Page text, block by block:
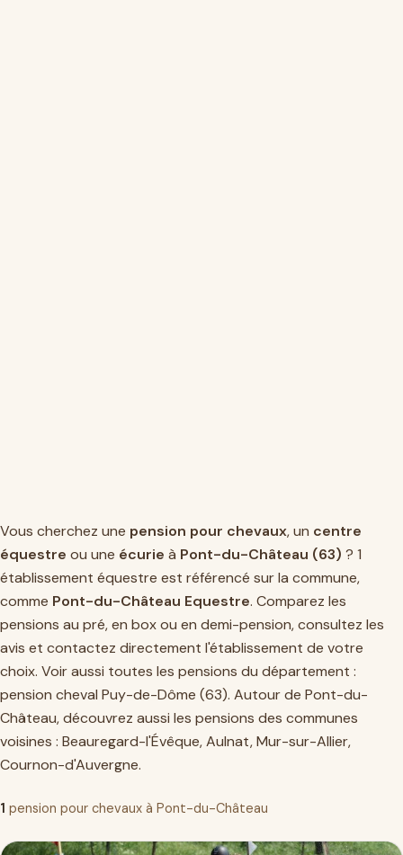
Vous cherchez une pension pour chevaux, un centre
équestre ou une écurie à Pont-du-Château (63) ? 1
établissement équestre est référencé sur la commune,
comme Pont-du-Château Equestre. Comparez les
pensions au pré, en box ou en demi-pension, consultez les
avis et contactez directement l'établissement de votre
choix. Voir aussi toutes les pensions du département :
pension cheval Puy-de-Dôme (63). Autour de Pont-du-
Château, découvrez aussi les pensions des communes
voisines : Beauregard-l'Évêque,Aulnat,Mur-sur-Allier,
Cournon-d'Auvergne.
1 pension pour chevaux à Pont-du-Château